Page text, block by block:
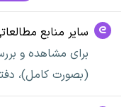
سایر منابع
برای مشاهده و
(بصورت کامل)،